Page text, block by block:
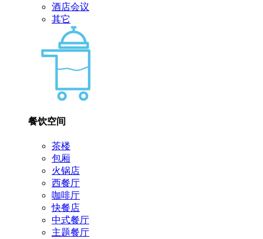
酒店会议
其它
餐饮空间
茶楼
包厢
火锅店
西餐厅
咖啡厅
快餐店
中式餐厅
主题餐厅